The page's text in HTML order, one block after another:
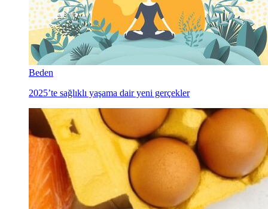
Beden
2025’te sağlıklı yaşama dair yeni gerçekler